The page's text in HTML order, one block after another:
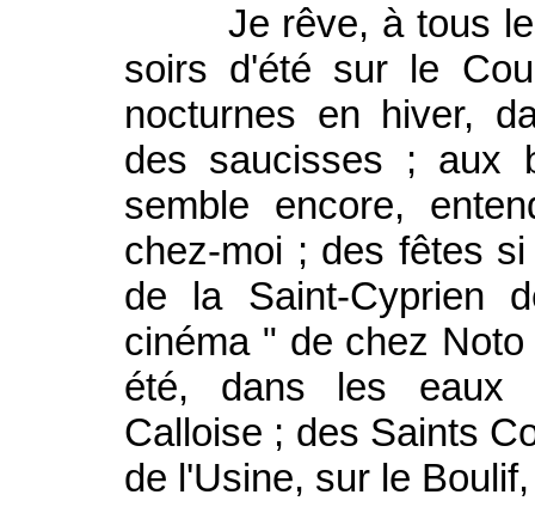
Je rêve, à tous les
soirs d'été sur le
nocturnes en hiver,
des saucisses ; aux
semble encore,
chez-moi ; des fêtes
de la Saint-Cyprien
cinéma " de chez
été, dans les eaux
Calloise ; des Saints
de l'Usine, sur le